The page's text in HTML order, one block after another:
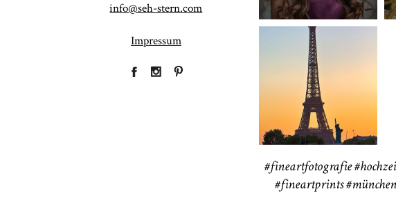
info@seh-stern.com
Impressum
Reise
41
#fineartfotografie
#fineartprints